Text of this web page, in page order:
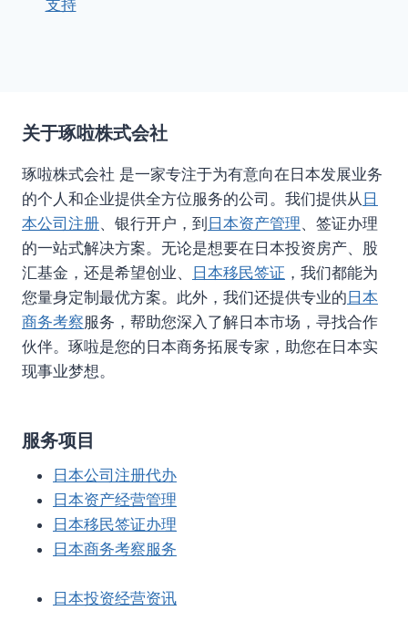
支持
关于琢啦株式会社
琢啦株式会社 是一家专注于为有意向在日本发展业务
的个人和企业提供全方位服务的公司。我们提供从 日
本公司注册、银行开户，到日本资产管理、签证办理
的一站式解决方案。无论是想要在日本投资房产、股
汇基金，还是希望创业、 日本移民签证 ，我们都能为
您量身定制最优方案。此外，我们还提供专业的日本
商务考察服务，帮助您深入了解日本市场，寻找合作
伙伴。琢啦是您的日本商务拓展专家，助您在日本实
现事业梦想。
服务项目
日本公司注册代办
日本资产经营管理
日本移民签证办理
日本商务考察服务
日本投资经营资讯